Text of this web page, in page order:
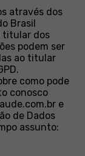
através dos
Brasil
titular dos
podem ser
ao titular
como pode
conosco
e
de Dados
assunto: